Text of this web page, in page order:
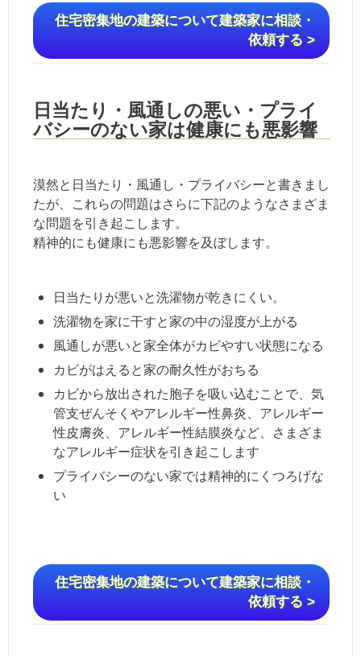
住宅密集地の建築について建築家に相談・
依頼する >
日当たり・風通しの悪い・プライ
バシーのない家は健康にも悪影響
漠然と日当たり・風通し・プライバシーと書きまし
たが、これらの問題はさらに下記のようなさまざま
な問題を引き起こします。
精神的にも健康にも悪影響を及ぼします。
日当たりが悪いと洗濯物が乾きにくい。
洗濯物を家に干すと家の中の湿度が上がる
風通しが悪いと家全体がカビやすい状態になる
カビがはえると家の耐久性がおちる
カビから放出された胞子を吸い込むことで、気
管支ぜんそくやアレルギー性鼻炎、アレルギー
性皮膚炎、アレルギー性結膜炎など、さまざま
なアレルギー症状を引き起こします
プライバシーのない家では精神的にくつろげな
い
住宅密集地の建築について建築家に相談・
依頼する >